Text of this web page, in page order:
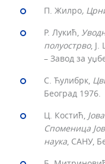
П. Жилро,
Р. Лукић,
полуострво, Ј.
– Завод за
С. Ћулибрк,
Београд 1976.
Ц. Костић,
Споменица
наука, САНУ,